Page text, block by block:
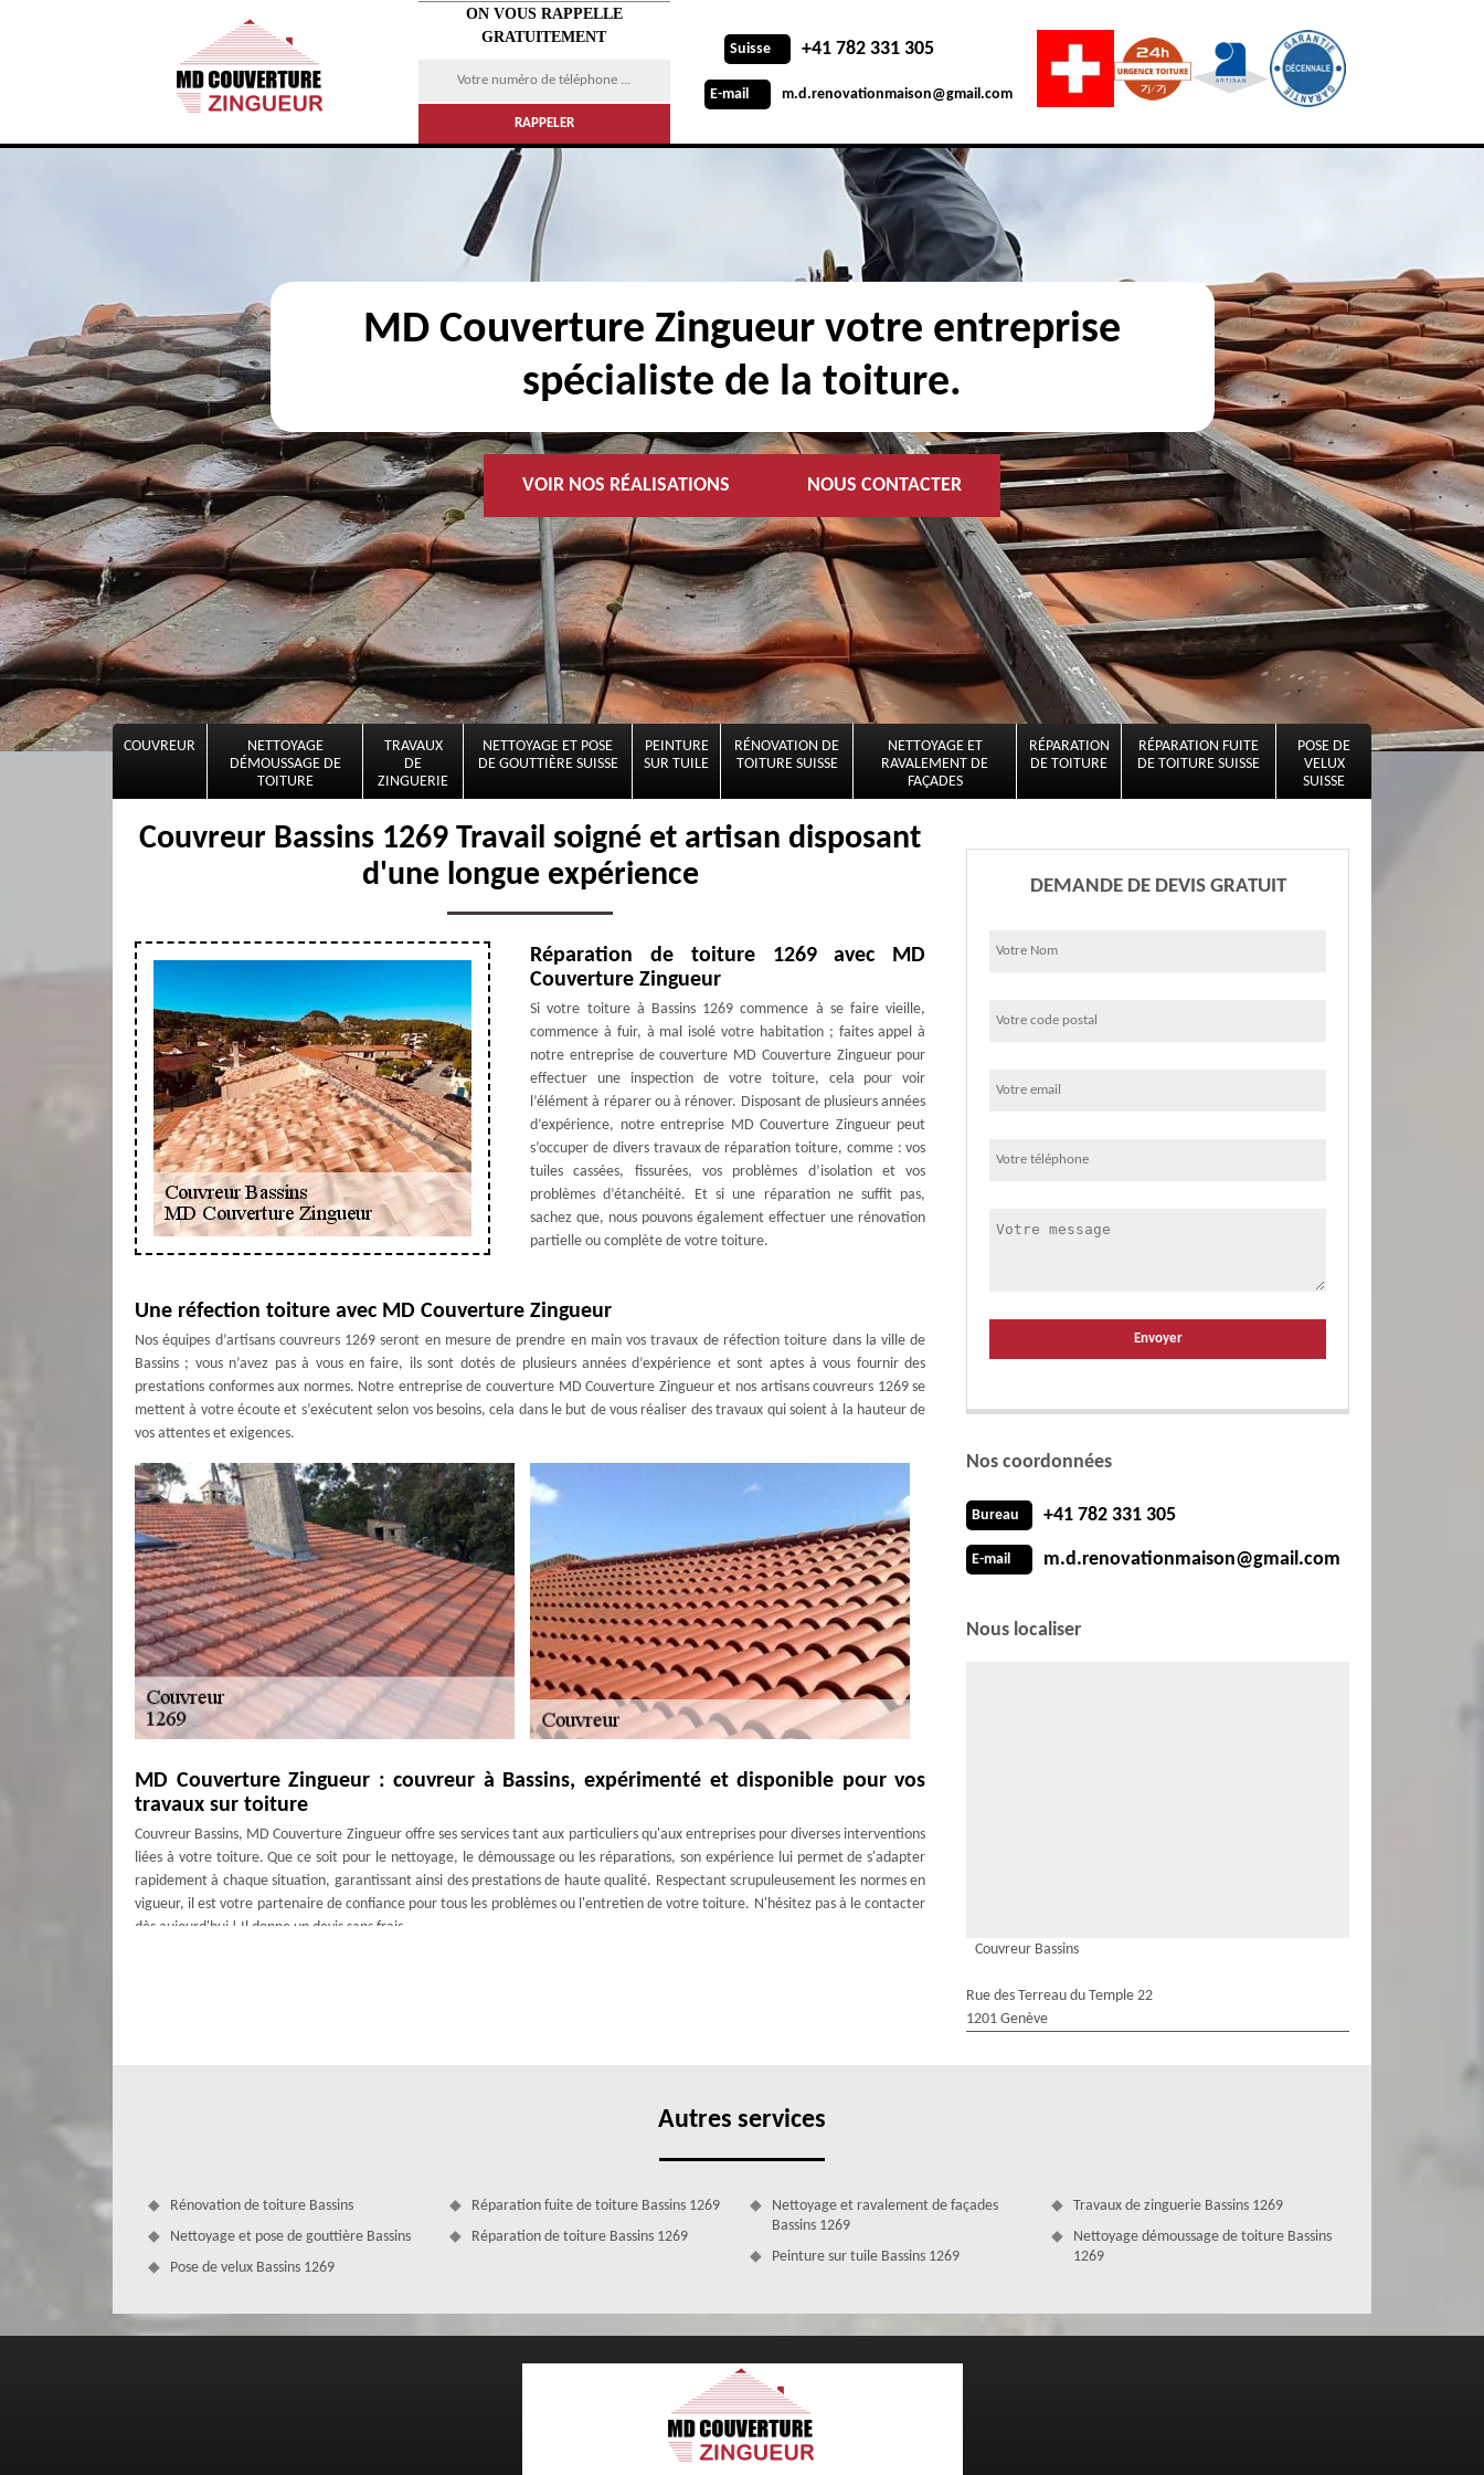
ON VOUS RAPPELLE
GRATUITEMENT
Suisse +41 782 331 305
E-mail m.d.renovationmaison@gmail.com
MD Couverture Zingueur votre entreprise
spécialiste de la toiture.
VOIR NOS RÉALISATIONS NOUS CONTACTER
COUVREUR
NETTOYAGE
DÉMOUSSAGE DE
TOITURE
TRAVAUX
DE
ZINGUERIE
NETTOYAGE ET POSE
DE GOUTTIÈRE SUISSE
PEINTURE
SUR TUILE
RÉNOVATION DE
TOITURE SUISSE
NETTOYAGE ET
RAVALEMENT DE
FAÇADES
RÉPARATION
DE TOITURE
RÉPARATION FUITE
DE TOITURE SUISSE
POSE DE
VELUX
SUISSE
Couvreur Bassins 1269 Travail soigné et artisan disposant
d'une longue expérience
Réparation de toiture 1269 avec MD
Couverture Zingueur
Si votre toiture à Bassins 1269 commence à se faire vieille,
commence à fuir, à mal isolé votre habitation ; faites appel à
notre entreprise de couverture MD Couverture Zingueur pour
effectuer une inspection de votre toiture, cela pour voir
l’élément à réparer ou à rénover. Disposant de plusieurs années
d’expérience, notre entreprise MD Couverture Zingueur peut
s’occuper de divers travaux de réparation toiture, comme : vos
tuiles cassées, fissurées, vos problèmes d’isolation et vos
problèmes d’étanchéité. Et si une réparation ne suffit pas,
sachez que, nous pouvons également effectuer une rénovation
partielle ou complète de votre toiture.
Une réfection toiture avec MD Couverture Zingueur
Nos équipes d’artisans couvreurs 1269 seront en mesure de prendre en main vos travaux de réfection toiture dans la ville de
Bassins ; vous n’avez pas à vous en faire, ils sont dotés de plusieurs années d’expérience et sont aptes à vous fournir des
prestations conformes aux normes. Notre entreprise de couverture MD Couverture Zingueur et nos artisans couvreurs 1269 se
mettent à votre écoute et s’exécutent selon vos besoins, cela dans le but de vous réaliser des travaux qui soient à la hauteur de
vos attentes et exigences.
MD Couverture Zingueur : couvreur à Bassins, expérimenté et disponible pour vos
travaux sur toiture
Couvreur Bassins, MD Couverture Zingueur offre ses services tant aux particuliers qu'aux entreprises pour diverses interventions
liées à votre toiture. Que ce soit pour le nettoyage, le démoussage ou les réparations, son expérience lui permet de s'adapter
rapidement à chaque situation, garantissant ainsi des prestations de haute qualité. Respectant scrupuleusement les normes en
vigueur, il est votre partenaire de confiance pour tous les problèmes ou l'entretien de votre toiture. N'hésitez pas à le contacter
dès aujourd'hui ! Il donne un devis sans frais.
MD Couverture Zingueur pour s’occuper de vos travaux toiture
DEMANDE DE DEVIS GRATUIT
Nos coordonnées
Bureau +41 782 331 305
E-mail m.d.renovationmaison@gmail.com
Nous localiser
Couvreur Bassins
Rue des Terreau du Temple 22
1201 Genève
Autres services
Rénovation de toiture Bassins
Nettoyage et pose de gouttière Bassins
Pose de velux Bassins 1269
Réparation fuite de toiture Bassins 1269
Réparation de toiture Bassins 1269
Nettoyage et ravalement de façades
Bassins 1269
Peinture sur tuile Bassins 1269
Travaux de zinguerie Bassins 1269
Nettoyage démoussage de toiture Bassins
1269